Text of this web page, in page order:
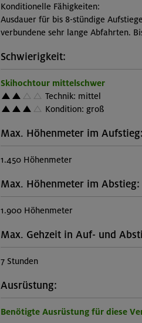
Konditionelle Fähigkeiten:
Ausdauer für bis 8-stündige
verbundene sehr lange Abfahrten.
Schwierigkeit:
Skihochtour mittelschwer
Technik: mittel
Kondition: groß
Max. Höhenmeter im Aufstieg:
1.450 Höhenmeter
Max. Höhenmeter im Abstieg:
1.900 Höhenmeter
Max. Gehzeit in Auf- und
7 Stunden
Ausrüstung:
Benötigte Ausrüstung für diese